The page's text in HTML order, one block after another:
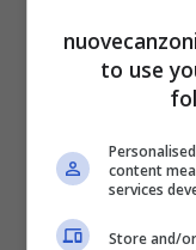
Te encanta la
Te toca toca
Te encanta la
to use
content
services
Store and/